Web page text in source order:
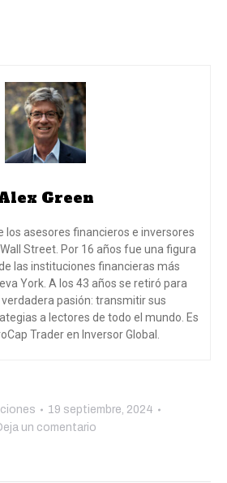
Green
los asesores financieros e inversores
Street. Por 16 años fue una figura
las instituciones financieras más
York. A los 43 años se retiró para
pasión: transmitir sus
a lectores de todo el mundo. Es
Trader en Inversor Global.
19 septiembre, 2024
un comentario